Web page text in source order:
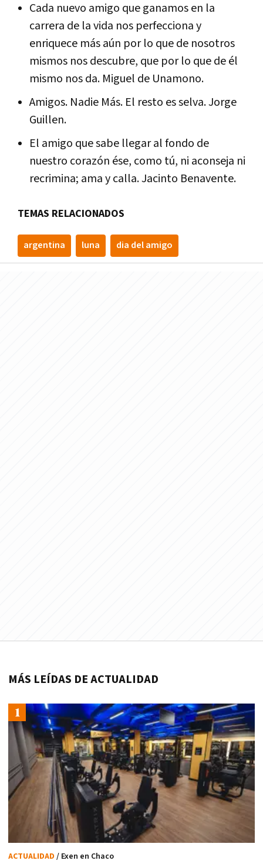
Cada nuevo amigo que ganamos en la
carrera de la vida nos perfecciona y
enriquece más aún por lo que de nosotros
mismos nos descubre, que por lo que de él
mismo nos da. Miguel de Unamono.
Amigos. Nadie Más. El resto es selva. Jorge
Guillen.
El amigo que sabe llegar al fondo de
nuestro corazón ése, como tú, ni aconseja ni
recrimina; ama y calla. Jacinto Benavente.
TEMAS RELACIONADOS
argentina luna dia del amigo
MÁS LEÍDAS DE ACTUALIDAD
ACTUALIDAD / Exen en Chaco